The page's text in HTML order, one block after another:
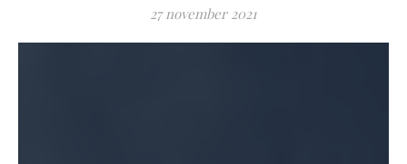
27 november 2021